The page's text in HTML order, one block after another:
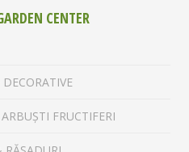
CENTER
FRUCTIFERI